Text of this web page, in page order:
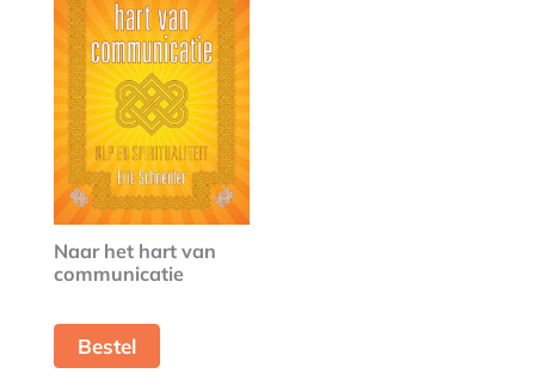
Naar het hart van
communicatie
Bestel